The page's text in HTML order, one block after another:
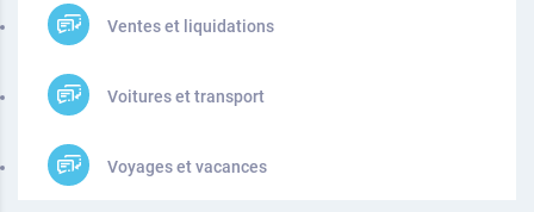
Ventes et liquidations
Voitures et transport
Voyages et vacances